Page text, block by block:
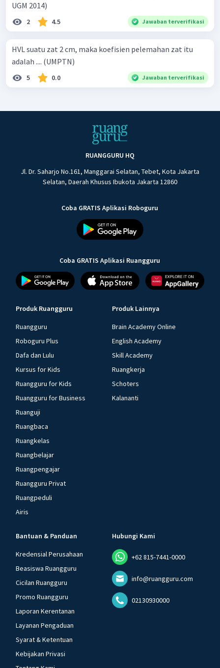
UGM 2014)
2 4.5 Jawaban terverifikasi
HVL suatu zat 2 cm, maka koefisien pelemahan zat itu
adalah .... (UMPTN)
5 0.0 Jawaban terverifikasi
RUANGGURU HQ
Jl. Dr. Saharjo No.161, Manggarai Selatan, Tebet, Kota Jakarta
Selatan, Daerah Khusus Ibukota Jakarta 12860
Coba GRATIS Aplikasi Roboguru
Coba GRATIS Aplikasi Ruangguru
Produk Ruangguru
Ruangguru
Roboguru Plus
Dafa dan Lulu
Kursus for Kids
Ruangguru for Kids
Ruangguru for Business
Ruanguji
Ruangbaca
Ruangkelas
Ruangbelajar
Ruangpengajar
Ruangguru Privat
Ruangpeduli
Airis
Produk Lainnya
Brain Academy Online
English Academy
Skill Academy
Ruangkerja
Schoters
Kalananti
Bantuan & Panduan
Kredensial Perusahaan
Beasiswa Ruangguru
Cicilan Ruangguru
Promo Ruangguru
Laporan Kerentanan
Layanan Pengaduan
Syarat & Ketentuan
Kebijakan Privasi
Hubungi Kami
+62 815-7441-0000
info@ruangguru.com
02130930000